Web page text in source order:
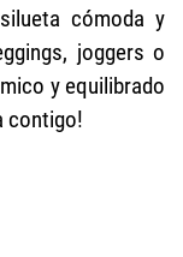
cómoda y
joggers o
y equilibrado
contigo!